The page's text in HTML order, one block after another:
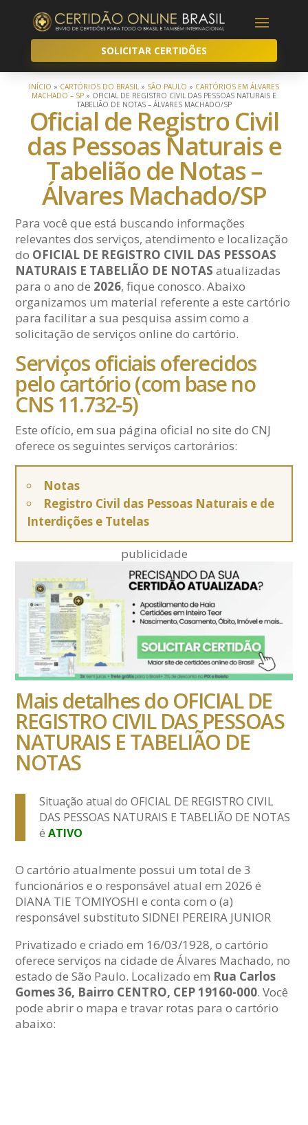
SOLICITAR CERTIDÕES
INÍCIO » CARTÓRIOS DO BRASIL » SÃO PAULO » CARTÓRIOS EM ÁLVARES
MACHADO – SP » OFICIAL DE REGISTRO CIVIL DAS PESSOAS NATURAIS E
TABELIÃO DE NOTAS – ÁLVARES MACHADO/SP
Oficial de Registro Civil
das Pessoas Naturais e
Tabelião de Notas –
Álvares Machado/SP
Para você que está buscando informações
relevantes dos serviços, atendimento e localização
do OFICIAL DE REGISTRO CIVIL DAS PESSOAS
NATURAIS E TABELIÃO DE NOTAS atualizadas
para o ano de 2026, fique conosco. Abaixo
organizamos um material referente a este cartório
para facilitar a sua pesquisa assim como a
solicitação de serviços online do cartório.
Serviços oficiais oferecidos
pelo cartório (com base no
CNS 11.732-5)
Este ofício, em sua página oficial no site do CNJ
oferece os seguintes serviços cartorários:
Notas
Registro Civil das Pessoas Naturais e de
Interdições e Tutelas
publicidade
Mais detalhes do OFICIAL DE
REGISTRO CIVIL DAS PESSOAS
NATURAIS E TABELIÃO DE
NOTAS
Situação atual do OFICIAL DE REGISTRO CIVIL
DAS PESSOAS NATURAIS E TABELIÃO DE NOTAS
éATIVO
O cartório atualmente possui um total de 3
funcionários e o responsável atual em 2026 é
DIANA TIE TOMIYOSHI e conta com o (a)
responsável substituto SIDNEI PEREIRA JUNIOR
Privatizado e criado em 16/03/1928, o cartório
oferece serviços na cidade de Álvares Machado, no
estado de São Paulo. Localizado em Rua Carlos
Gomes 36, Bairro CENTRO, CEP 19160-000. Você
pode abrir o mapa e travar rotas para o cartório
abaixo: